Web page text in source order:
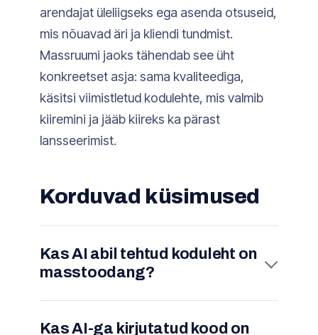
arendajat üleliigseks ega asenda otsuseid,
mis nõuavad äri ja kliendi tundmist.
Massruumi jaoks tähendab see üht
konkreetset asja: sama kvaliteediga,
käsitsi viimistletud kodulehte, mis valmib
kiiremini ja jääb kiireks ka pärast
lansseerimist.
Korduvad küsimused
Kas AI abil tehtud koduleht on
masstoodang?
kiirendamiseks, mitte lehe automaatseks
Kas AI-ga kirjutatud kood on